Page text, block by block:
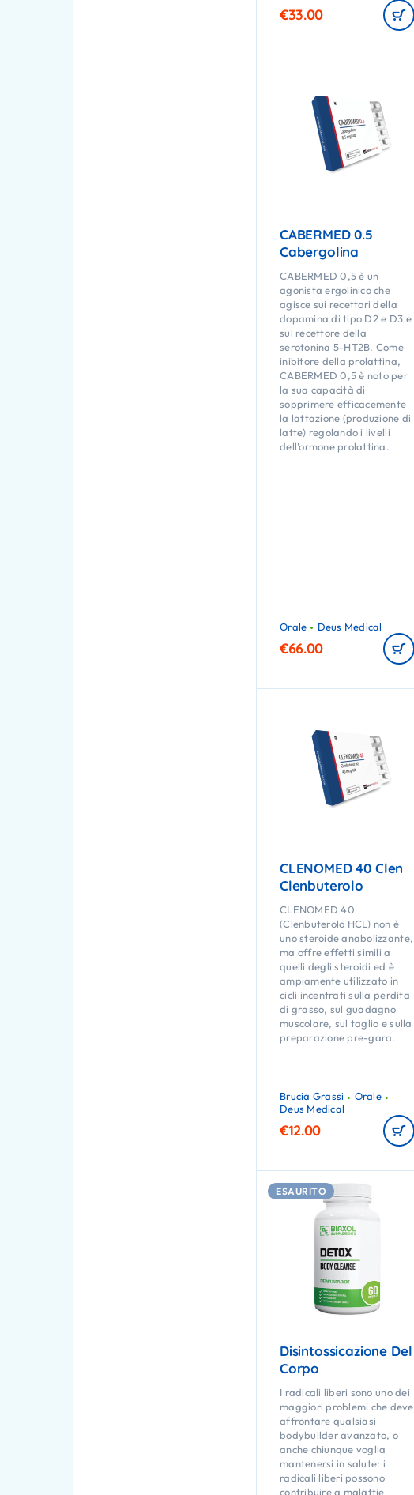
€33.00
CABERMED 0.5
Cabergolina
CABERMED 0,5 è un
agonista ergolinico che
agisce sui recettori della
dopamina di tipo D2 e D3 e
sul recettore della
serotonina 5-HT2B. Come
inibitore della prolattina,
CABERMED 0,5 è noto per
la sua capacità di
sopprimere efficacemente
la lattazione (produzione di
latte) regolando i livelli
dell’ormone prolattina.
Orale Deus Medical
€66.00
CLENOMED 40 Clen
Clenbuterolo
CLENOMED 40
(Clenbuterolo HCL) non è
uno steroide anabolizzante,
ma offre effetti simili a
quelli degli steroidi ed è
ampiamente utilizzato in
cicli incentrati sulla perdita
di grasso, sul guadagno
muscolare, sul taglio e sulla
preparazione pre-gara.
Brucia Grassi
Orale
Deus Medical
€12.00
ESAURITO
Disintossicazione Del
Corpo
I radicali liberi sono uno dei
maggiori problemi che deve
affrontare qualsiasi
bodybuilder avanzato, o
anche chiunque voglia
mantenersi in salute: i
radicali liberi possono
contribuire a malattie